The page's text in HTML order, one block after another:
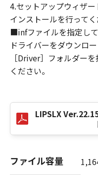
起因または関連し
じたいかなる紛争
ないものとします。
８．契約期間
(1) 本契約書は、お
記のボタンをクリ
し、下記(2)または
効に存続します。
(2) お客様は、「本
複製物のすべてを
(3) お客様が本契約
した場合、本契約書
4.セットアップウィザ
インストールを行ってく
■infファイルを指定し
ドライバーをダウンロ
［Driver］フォルダー
ください。
LIPSLX
ファイル容量